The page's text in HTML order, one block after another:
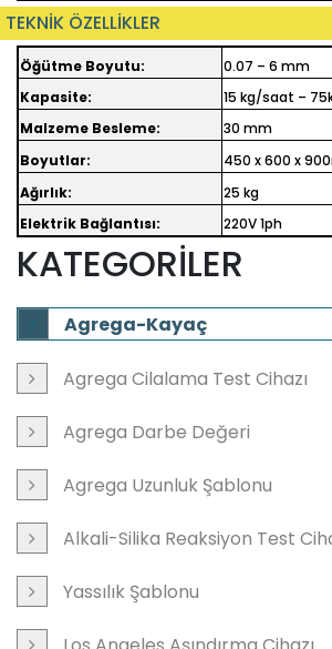
TEKNİK ÖZELLİKLER
Öğütme Boyutu:
0.07 – 6 mm
Kapasite:
15 kg/saat –
Malzeme Besleme:
30 mm
Boyutlar:
450 x 600 x
Ağırlık:
25 kg
Elektrik Bağlantısı:
220V 1ph
KATEGORİLER
Agrega-Kayaç
Agrega Cilalama Test Cihazı
Agrega Darbe Değeri
Agrega Uzunluk Şablonu
Alkali-Silika Reaksiyon Test
Yassılık Şablonu